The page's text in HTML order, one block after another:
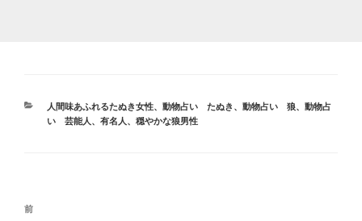
カ
テ
人間味あふれるたぬき女性、 動物占い たぬき 、 動物占い 狼、 動物占
い 芸能人、有名人 、 穏やかな狼男性
投
前
前